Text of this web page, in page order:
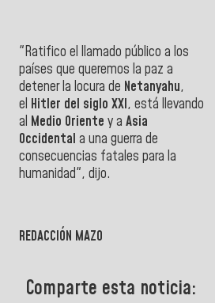
"Ratifico el llamado público a los
países que queremos la paz a
detener la locura de Netanyahu,
el Hitler del siglo XXI, está llevando
al Medio Oriente y a Asia
Occidental a una guerra de
consecuencias fatales para la
humanidad", dijo.
REDACCIÓN MAZO
Comparte esta noticia: